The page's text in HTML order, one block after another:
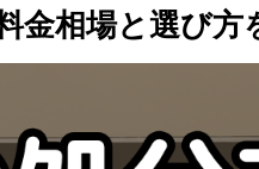
相場と選び方